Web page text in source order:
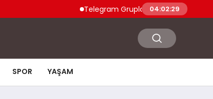
Telegram Grupları Nasıl Bulunur?:
04:02:30
SPOR YAŞAM